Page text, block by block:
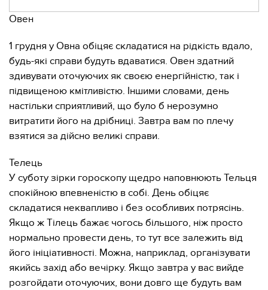
Овен
1 грудня у Овна обіцяє складатися на рідкість вдало,
будь-які справи будуть вдаватися. Овен здатний
здивувати оточуючих як своєю енергійністю, так і
підвищеною кмітливістю. Іншими словами, день
настільки сприятливий, що було б нерозумно
витратити його на дрібниці. Завтра вам по плечу
взятися за дійсно великі справи.
Телець
У суботу зірки гороскопу щедро наповнюють Тельця
спокійною впевненістю в собі. День обіцяє
складатися неквапливо і без особливих потрясінь.
Якщо ж Тілець бажає чогось більшого, ніж просто
нормально провести день, то тут все залежить від
його ініціативності. Можна, наприклад, організувати
якийсь захід або вечірку. Якщо завтра у вас вийде
розгойдати оточуючих, вони довго ще будуть вам